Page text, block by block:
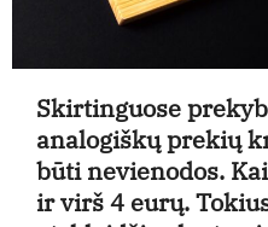
Skirtinguose
analogiškų prekių
būti nevienodos.
ir virš 4 eurų.